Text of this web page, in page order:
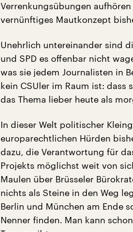
Verrenkungsübungen
vernünftiges Mautkonzept
Unehrlich untereinander sind
und SPD es offenbar nicht
was sie jedem Journalisten in
kein CSUler im Raum ist: dass
das Thema lieber heute als
In dieser Welt politischer
europarechtlichen Hürden
dazu, die Verantwortung für
Projekts möglichst weit von
Maulen über Brüsseler
nichts als Steine in den Weg
Berlin und München am Ende
Nenner finden. Man kann